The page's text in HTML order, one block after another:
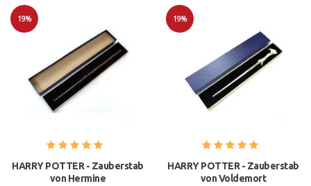
19%
HARRY POTTER - Zauberstab
von Hermine
19%
HARRY POTTER - Zauberstab
von Voldemort